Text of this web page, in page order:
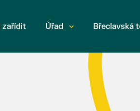
zařídit Úřad Břeclavská